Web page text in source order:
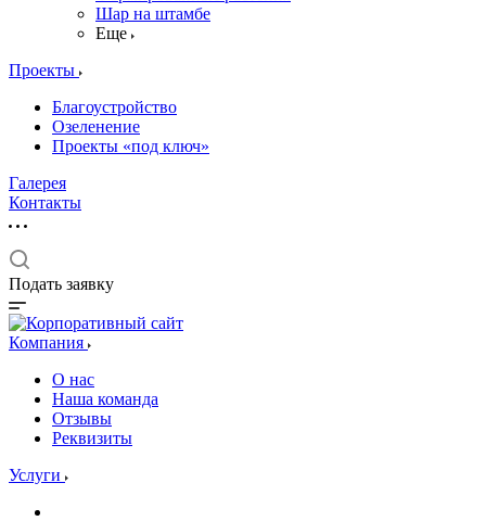
Шар на штамбе
Еще
Проекты
Благоустройство
Озеленение
Проекты «под ключ»
Галерея
Контакты
Подать заявку
Компания
О нас
Наша команда
Отзывы
Реквизиты
Услуги